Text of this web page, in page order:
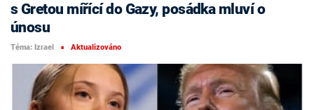
s Gretou mířící do Gazy, posádka mluví o
únosu
Téma: Izrael ■ Aktualizováno